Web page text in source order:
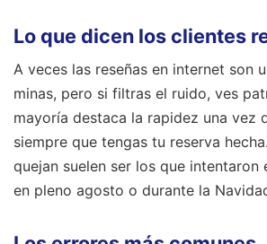
Lo que dicen los clientes
A veces las reseñas en internet son
minas, pero si filtras el ruido, ves
mayoría destaca la rapidez una vez
siempre que tengas tu reserva
quejan suelen ser los que intentaron
en pleno agosto o durante la